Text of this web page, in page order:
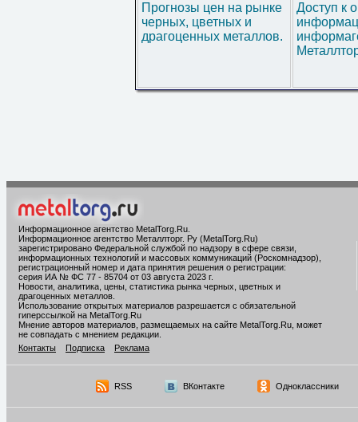
Прогнозы цен на рынке
черных, цветных и
драгоценных металлов.
Доступ к
Информационное агентство MetalTorg.Ru
Информационное агентство Металлторг. Ру (MetalTorg.Ru)
зарегистрировано Федеральной службой по надзору в сфере связи,
информационных технологий и массовых коммуникаций (Роскомнадзор),
регистрационный номер и дата принятия решения о регистрации:
серия ИА № ФС 77 - 85704 от 03 августа 2023 г.
Новости, аналитика, цены, статистика рынка черных, цветных и
драгоценных металлов.
Использование открытых материалов разрешается с обязательной
гиперссылкой на MetalTorg.Ru
Мнение авторов материалов, размещаемых на сайте MetalTorg.Ru, может
не совпадать с мнением редакции.
Контакты
Подписка Реклама
RSS ВКонтакте Одноклассники